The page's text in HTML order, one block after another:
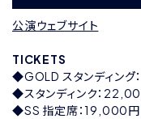
公演ウェブサイト
TICKETS
◆GOLD スタンディング゙
◆スタンディンク：
◆SS 指定席：19,000円